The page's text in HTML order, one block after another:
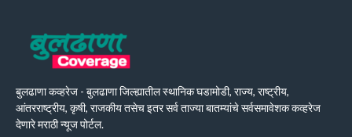
बुलढाणा कव्हरेज - बुलढाणा जिल्ह्यातील स्थानिक घडामोडी, राज्य, राष्ट्रीय,
आंतरराष्ट्रीय, कृषी, राजकीय तसेच इतर सर्व ताज्या बातम्यांचे सर्वसमावेशक कव्हरेज
देणारे मराठी न्यूज पोर्टल.